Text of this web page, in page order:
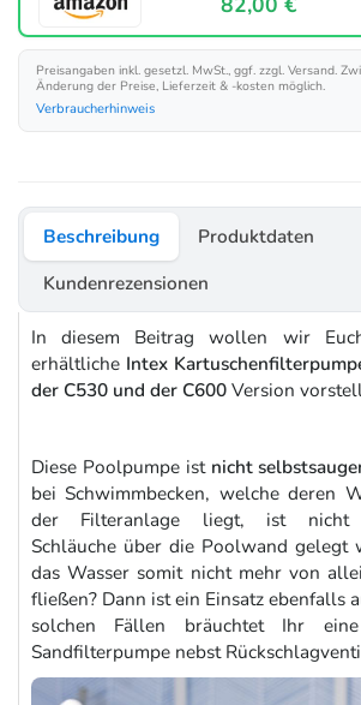
Preisangaben inkl. gesetzl. MwSt., ggf. zzgl. Versand.
Änderung der Preise, Lieferzeit & -kosten möglich.
Verbraucherhinweis
Beschreibung
Produktdaten
Kundenrezensionen
In diesem Beitrag wollen wir
erhältliche Intex
der C530 und der C600Version
Diese Poolpumpe ist nicht
bei Schwimmbecken, welche deren
der Filteranlage liegt, ist nicht
Schläuche über die Poolwand gelegt
das Wasser somit nicht mehr von
fließen? Dann ist ein Einsatz ebenfalls
solchen Fällen bräuchtet Ihr eine
Sandfilterpumpe nebst